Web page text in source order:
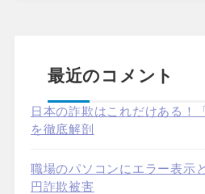
最近のコメント
日本の詐欺はこれだけある！
を徹底解剖
職場のパソコンにエラー表
円詐欺被害